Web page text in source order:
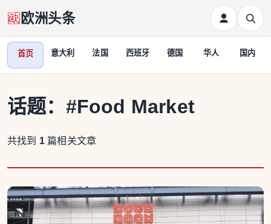
欧洲头条
首页 意大利 法国 西班牙 德国 华人 国内
话题： #Food Market
共找到 1 篇相关文章